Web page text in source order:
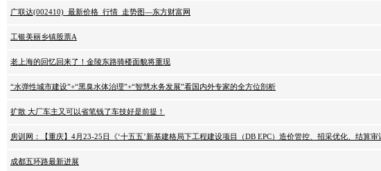
广联达(002410)_最新价格_行情_走势图—东方财富网
工银美丽乡镇股票A
老上海的回忆回来了！金陵东路骑楼面貌将重现
“水弹性城市建设”+“黑臭水体治理”+“智慧水务发展”看国内外专家的全方位剖析
扩散 大厂车主又可以省笔钱了车技好是前提！
房训网：【重庆】4月23-25日《‘十五五’新基建格局下工程建设项目（DB EPC）造价管控、招采优化、结算
成都五环路最新进展